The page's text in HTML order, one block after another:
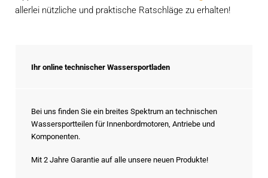
allerlei nützliche und praktische Ratschläge zu erhalten!
Ihr online technischer Wassersportladen
Bei uns finden Sie ein breites Spektrum an technischen
Wassersportteilen für Innenbordmotoren, Antriebe und
Komponenten.
Mit 2 Jahre Garantie auf alle unsere neuen Produkte!